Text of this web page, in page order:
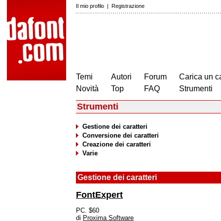
Il mio profilo | Registrazione
Temi
Novità
Autori
Top
Forum
FAQ
Carica un
Strumenti
Strumenti
Gestione dei caratteri
Conversione dei caratteri
Creazione dei caratteri
Varie
Gestione dei caratteri
FontExpert
PC. $60
di Proxima Software